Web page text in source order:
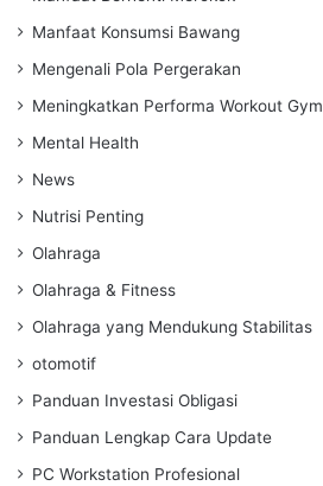
Manfaat Konsumsi Bawang
Mengenali Pola Pergerakan
Meningkatkan Performa Workout Gym
Mental Health
News
Nutrisi Penting
Olahraga
Olahraga & Fitness
Olahraga yang Mendukung Stabilitas
otomotif
Panduan Investasi Obligasi
Panduan Lengkap Cara Update
PC Workstation Profesional